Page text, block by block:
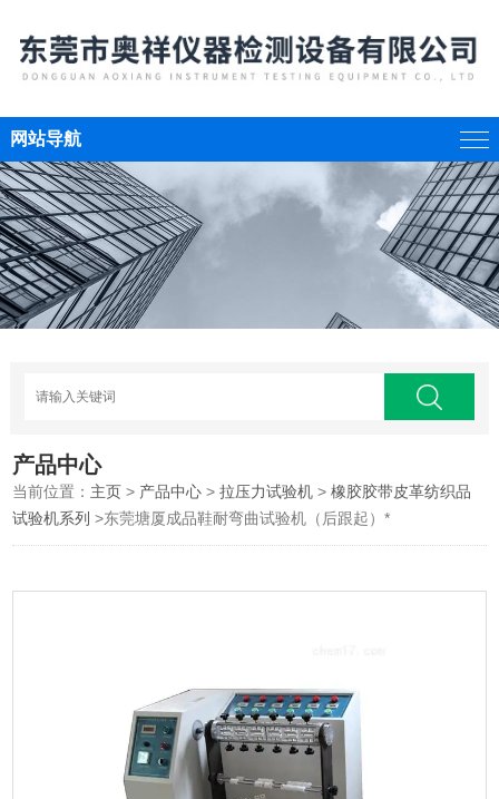
网站导航
产品中心
当前位置： 主页 > 产品中心 >拉压力试验机 >橡胶胶带皮革纺织品
试验机系列 >东莞塘厦成品鞋耐弯曲试验机（后跟起）*